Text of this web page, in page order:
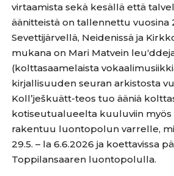
virtaamista sekä kesällä että
äänitteistä on tallennettu vuosina
Sevettijärvellä, Neidenissä ja
mukana on Mari Matvein
(kolttasaamelaista
kirjallisuuden seuran arkistosta
Kollʼješkuätt-teos tuo ääniä
kotiseutualueelta kuuluviin myös
rakentuu luontopolun varrelle,
29.5. – la 6.6.2026 ja koettavissa
Toppilansaaren luontopolulla.